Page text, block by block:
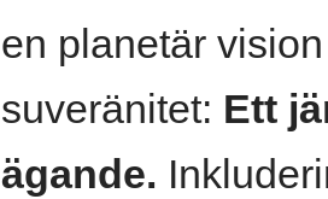
en planetär
suveränitet: Ett
ägande.